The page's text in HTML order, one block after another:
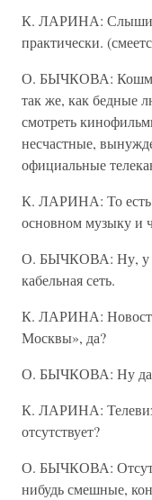
К. ЛАРИНА:
практически.
О. БЫЧКОВА:
так же, как бедные
смотреть
несчастные,
официальные
К. ЛАРИНА: То есть
основном музыку и
О. БЫЧКОВА: Ну, у
кабельная сеть.
К. ЛАРИНА:
Москвы», да?
О. БЫЧКОВА: Ну
К. ЛАРИНА:
отсутствует?
О. БЫЧКОВА:
нибудь смешные,